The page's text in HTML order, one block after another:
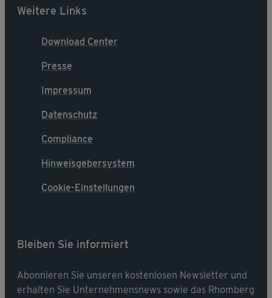
Weitere Links
Download Center
Presse
Impressum
Datenschutz
Compliance
Hinweisgebersystem
Cookie-Einstellungen
Bleiben Sie informiert
Abonnieren Sie unseren kostenlosen Newsletter und
erhalten Sie Unternehmensnews sowie das Rhomberg